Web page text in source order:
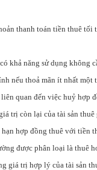
thanh toán tiền thuê
khả năng sử dụng không
nếu thoả mãn ít nhất một
quan đến việc huỷ hợp
trị còn lại của tài sản thuê
hợp đồng thuê với tiền
được phân loại là thuê
giá trị hợp lý của tài sản